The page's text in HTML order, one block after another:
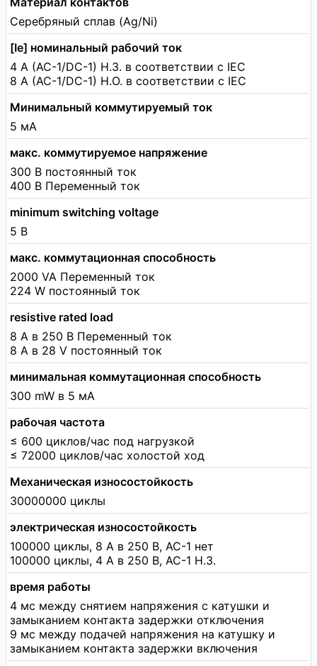
Серебряный сплав (Ag/Ni)
[Ie] номинальный рабочий ток
4 А (AC-1/DC-1) Н.З. в соответствии с IEC
8 А (AC-1/DC-1) Н.О. в соответствии с IEC
Минимальный коммутируемый ток
5 мА
макс. коммутируемое напряжение
300 В постоянный ток
400 В Переменный ток
minimum switching voltage
5 В
макс. коммутационная способность
2000 VA Переменный ток
224 W постоянный ток
resistive rated load
8 А в 250 В Переменный ток
8 А в 28 V постоянный ток
минимальная коммутационная способность
300 mW в 5 мА
рабочая частота
≤ 600 циклов/час под нагрузкой
≤ 72000 циклов/час холостой ход
Механическая износостойкость
30000000 циклы
электрическая износостойкость
100000 циклы, 8 А в 250 В, AC-1 нет
100000 циклы, 4 А в 250 В, AC-1 Н.З.
время работы
4 мс между снятием напряжения с катушки и
замыканием контакта задержки отключения
9 мс между подачей напряжения на катушку и
замыканием контакта задержки включения